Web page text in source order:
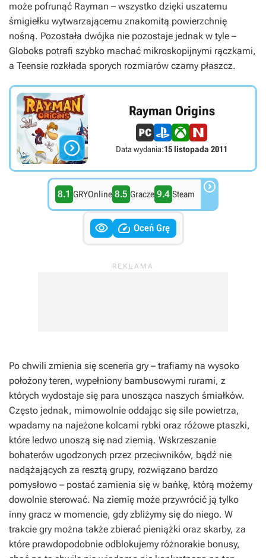
może pofrunąć Rayman – wszystko dzięki uszatemu
śmigiełku wytwarzającemu znakomitą powierzchnię
nośną. Pozostała dwójka nie pozostaje jednak w tyle –
Globoks potrafi szybko machać mikroskopijnymi rączkami,
a Teensie rozkłada sporych rozmiarów czarny płaszcz.

Rayman Origins
Data wydania:15 listopada 2011
8.1 GRYOnline 8.5 Gracze 9.4 Steam 
  Oceń Grę
Po chwili zmienia się sceneria gry – trafiamy na wysoko
położony teren, wypełniony bambusowymi rurami, z
których wydostaje się para unosząca naszych śmiałków.
Często jednak, mimowolnie oddając się sile powietrza,
wpadamy na najeżone kolcami rybki oraz różowe ptaszki,
które ledwo unoszą się nad ziemią. Wskrzeszanie
bohaterów ugodzonych przez przeciwników, bądź nie
nadążających za resztą grupy, rozwiązano bardzo
pomysłowo – postać zamienia się w bańkę, którą możemy
dowolnie sterować. Na ziemię może przywrócić ją tylko
inny gracz w momencie, gdy zbliżymy się do niego. W
trakcie gry można także zbierać pieniążki oraz skarby, za
które prawdopodobnie odblokujemy różnorakie bonusy,